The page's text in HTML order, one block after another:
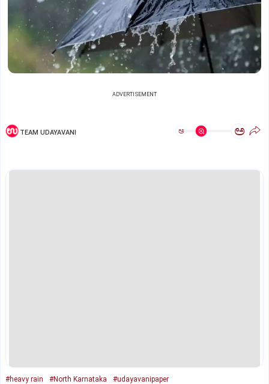
ADVERTISEMENT
TEAM UDAYAVANI ಅ ಅ
#heavy rain #North Karnataka #udayavanipaper